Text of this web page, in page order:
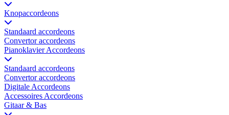
Knopaccordeons
Standaard accordeons
Convertor accordeons
Pianoklavier Accordeons
Standaard accordeons
Convertor accordeons
Digitale Accordeons
Accessoires Accordeons
Gitaar & Bas